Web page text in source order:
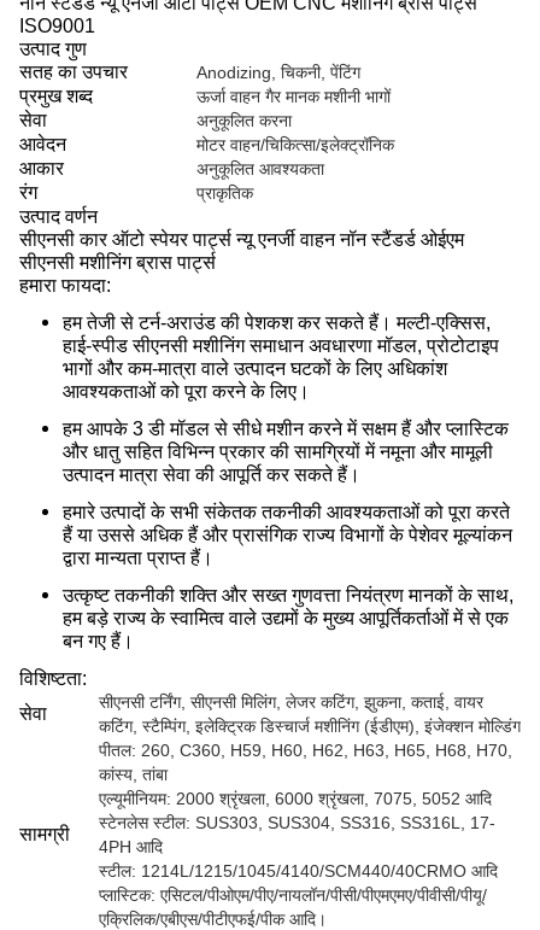
ISO9001
उत्पाद गुण
सतह का उपचार
Anodizing, चिकनी, पेंटिंग
प्रमुख शब्द ऊर्जा वाहन गैर मानक मशीनी भागों
सेवा अनुकूलित करना
आवेदन मोटर वाहन/चिकित्सा/इलेक्ट्रॉनिक
आकार अनुकूलित आवश्यकता
रंग प्राकृतिक
उत्पाद वर्णन
सीएनसी कार ऑटो स्पेयर पार्ट्स न्यू एनर्जी वाहन नॉन स्टैंडर्ड ओईएम
सीएनसी मशीनिंग ब्रास पार्ट्स
हमारा फायदा:
हम तेजी से टर्न-अराउंड की पेशकश कर सकते हैं। मल्टी-एक्सिस,
हाई-स्पीड सीएनसी मशीनिंग समाधान अवधारणा मॉडल, प्रोटोटाइप
भागों और कम-मात्रा वाले उत्पादन घटकों के लिए अधिकांश
आवश्यकताओं को पूरा करने के लिए।
हम आपके 3 डी मॉडल से सीधे मशीन करने में सक्षम हैं और प्लास्टिक
और धातु सहित विभिन्न प्रकार की सामग्रियों में नमूना और मामूली
उत्पादन मात्रा सेवा की आपूर्ति कर सकते हैं।
हमारे उत्पादों के सभी संकेतक तकनीकी आवश्यकताओं को पूरा करते
हैं या उससे अधिक हैं और प्रासंगिक राज्य विभागों के पेशेवर मूल्यांकन
द्वारा मान्यता प्राप्त हैं।
उत्कृष्ट तकनीकी शक्ति और सख्त गुणवत्ता नियंत्रण मानकों के साथ,
हम बड़े राज्य के स्वामित्व वाले उद्यमों के मुख्य आपूर्तिकर्ताओं में से एक
बन गए हैं।
विशिष्टता:
सेवा
सीएनसी टर्निंग, सीएनसी मिलिंग, लेजर कटिंग, झुकना, कताई, वायर
कटिंग, स्टैम्पिंग, इलेक्ट्रिक डिस्चार्ज मशीनिंग (ईडीएम), इंजेक्शन मोल्डिंग
सामग्री
पीतल: 260, C360, H59, H60, H62, H63, H65, H68, H70,
कांस्य, तांबा
एल्यूमीनियम: 2000 श्रृंखला, 6000 श्रृंखला, 7075, 5052 आदि
स्टेनलेस स्टील: SUS303, SUS304, SS316, SS316L, 17-
4PH आदि
स्टील: 1214L/1215/1045/4140/SCM440/40CRMO आदि
प्लास्टिक: एसिटल/पीओएम/पीए/नायलॉन/पीसी/पीएमएमए/पीवीसी/पीयू/
एक्रिलिक/एबीएस/पीटीएफई/पीक आदि।